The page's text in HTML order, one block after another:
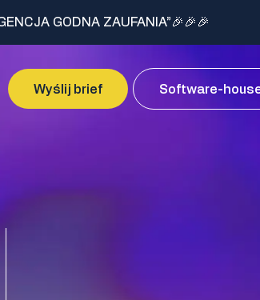
GODNA ZAUFANIA”🎉🎉🎉
Wyślij brief Software-